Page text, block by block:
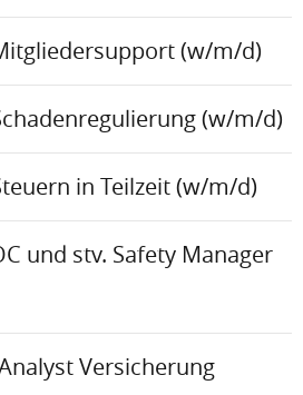
(w/m/d)
(w/m/d)
in Teilzeit (w/m/d)
und stv. Safety Manager
Versicherung